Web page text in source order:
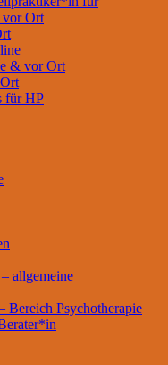
vor Ort
& vor Ort
für HP
allgemeine
Psychotherapie